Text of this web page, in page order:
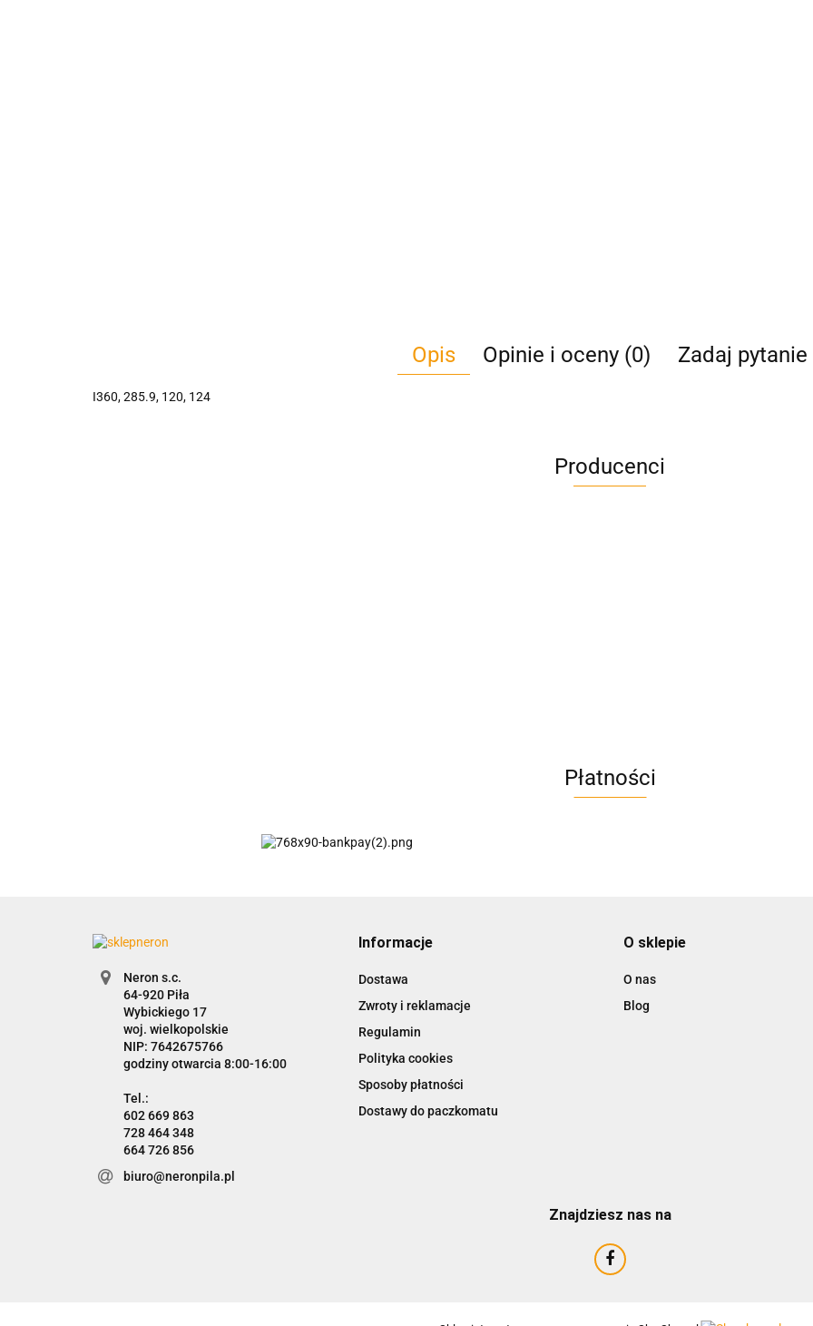
Opis Opinie i oceny (0) Zadaj pytanie
I360, 285.9, 120, 124
Producenci
AC EasyLine
AIRTAC
Płatności
Neron s.c.
Wybickiego 17
woj. wielkopolskie
NIP: 7642675766
godziny otwarcia 8:00-16:00
602 669 863
728 464 348
664 726 856
biuro@neronpila.pl
Informacje
Dostawa
Zwroty i reklamacje
Regulamin
Polityka cookies
Sposoby płatności
Dostawy do paczkomatu
O sklepie
O nas
Blog
Znajdziesz nas na